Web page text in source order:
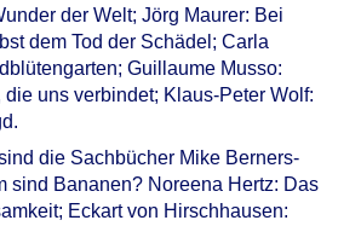
der Welt; Jörg Maurer: Bei
dem Tod der Schädel; Carla
Guillaume Musso:
die uns verbindet; Klaus-Peter Wolf:
die Sachbücher Mike Berners-
sind Bananen? Noreena Hertz: Das
Eckart von Hirschhausen: